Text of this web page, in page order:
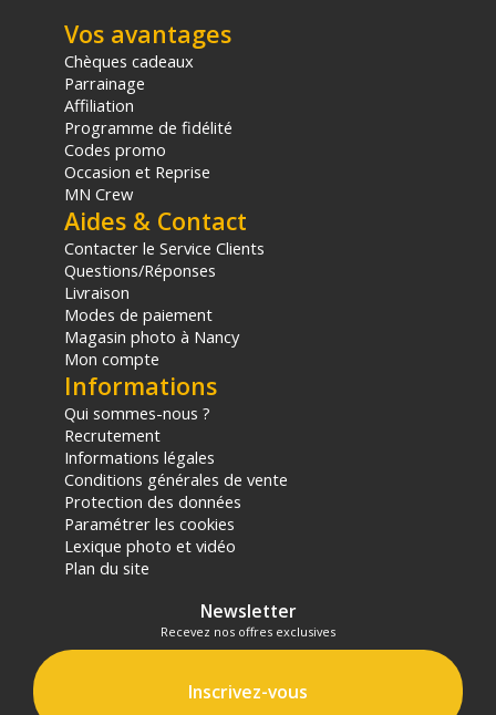
(1) Offre valable jusqu'au 31 Décembre 2030 à partir de 49 euros
d'achat, sur la base d'une expédition Chronopost 24H vers un point
relais situé en France continentale uniquement, valable uniquement
sur les produits de moins de 1m et moins de 20Kg.
(2) Nombre de points Fidélité estimés, hors remises au panier, basé
sur le prix TTC en €, les points seront effectivement calculés dans le
panier.
Vos avantages
Chèques cadeaux
Parrainage
Affiliation
Programme de fidélité
Codes promo
Occasion et Reprise
MN Crew
Aides & Contact
Contacter le Service Clients
Questions/Réponses
Livraison
Modes de paiement
Magasin photo à Nancy
Mon compte
Informations
Qui sommes-nous ?
Recrutement
Informations légales
Conditions générales de vente
Protection des données
Paramétrer les cookies
Lexique photo et vidéo
Plan du site
Newsletter
Recevez nos offres exclusives
Inscrivez-vous